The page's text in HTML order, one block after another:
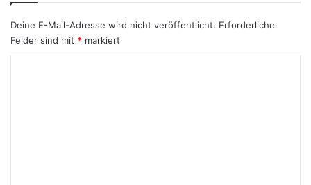
Deine E-Mail-Adresse wird nicht veröffentlicht. Erforderliche
Felder sind mit * markiert